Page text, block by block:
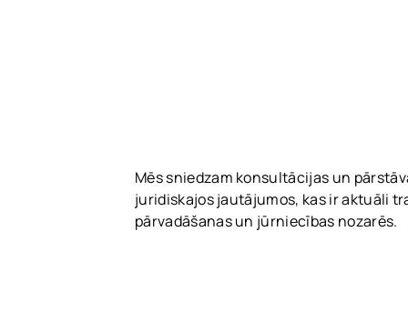
Mēs sniedzam konsultācijas un
juridiskajos jautājumos, kas ir aktuāli
pārvadāšanas un jūrniecības nozarēs.